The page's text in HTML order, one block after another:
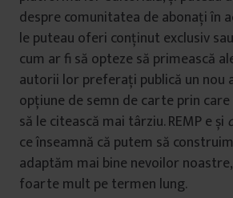
despre comunitatea de abonați în
le puteau oferi conținut exclusiv
cum ar fi să opteze să primească
autorii lor preferați publică un nou
opțiune de semn de carte prin
să le citească mai târziu. REMP e și
ce înseamnă că putem să
adaptăm mai bine nevoilor
foarte mult pe termen lung.